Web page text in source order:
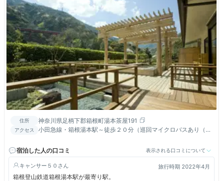
住所 神奈川県足柄下郡箱根町湯本茶屋191
アクセス
小田急線・箱根湯本駅～徒歩２０分（巡回マイクロバスあり（片
分
宿泊した人の口コミ 表示される口コミについて
キャンサー５０ 旅行時期 2022年4月
箱根登山鉄道箱根湯本駅が最寄り駅。